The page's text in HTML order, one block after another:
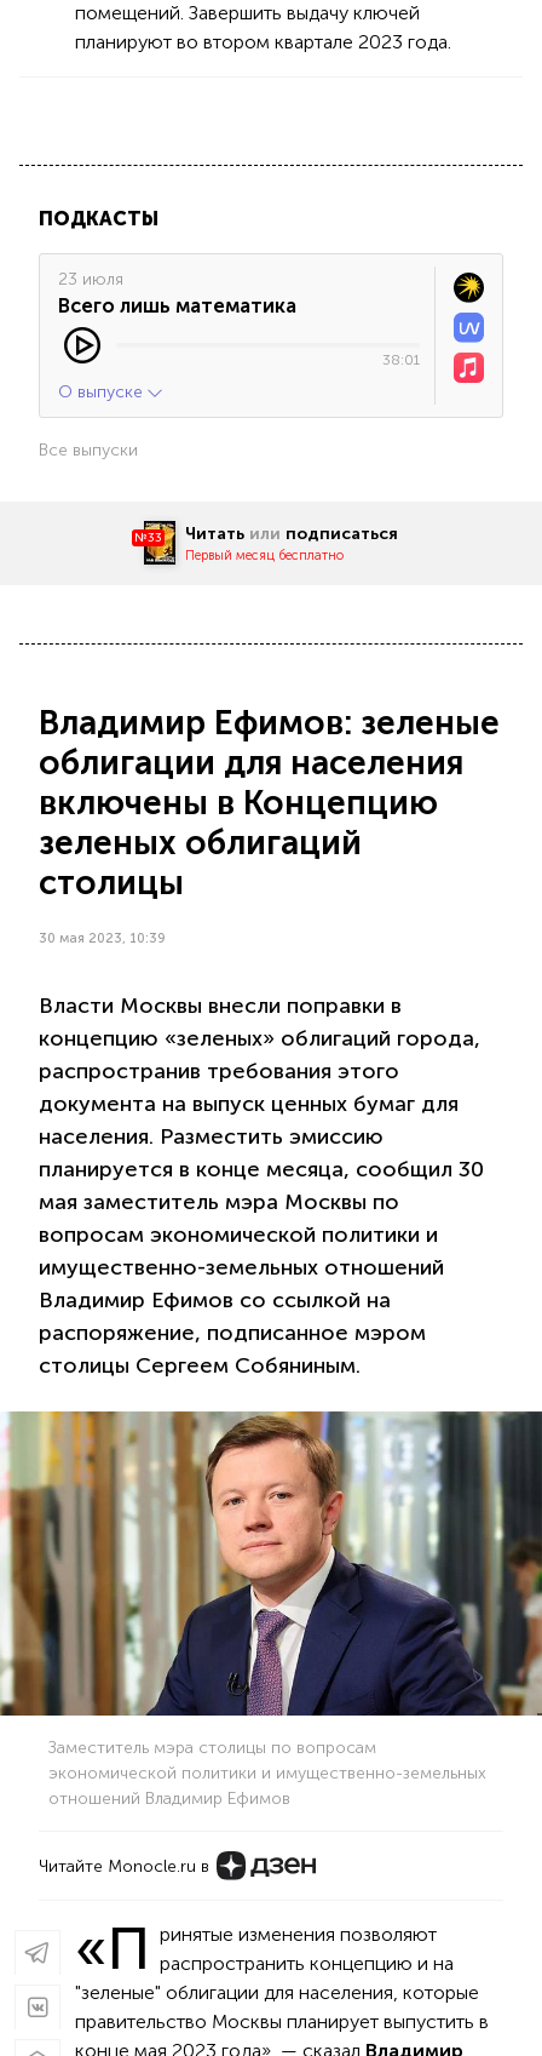
помещений. Завершить выдачу ключей
планируют во втором квартале 2023 года.
ПОДКАСТЫ
23 июля
Всего лишь математика
38:01
О выпуске
Все выпуски
№33 Читать или подписаться
Первый месяц бесплатно
Владимир Ефимов: зеленые
облигации для населения
включены в Концепцию
зеленых облигаций
столицы
30 мая 2023, 10:39
Власти Москвы внесли поправки в
концепцию «зеленых» облигаций города,
распространив требования этого
документа на выпуск ценных бумаг для
населения. Разместить эмиссию
планируется в конце месяца, сообщил 30
мая заместитель мэра Москвы по
вопросам экономической политики и
имущественно-земельных отношений
Владимир Ефимов со ссылкой на
распоряжение, подписанное мэром
столицы Сергеем Собяниным.
Заместитель мэра столицы по вопросам
экономической политики и имущественно-земельных
отношений Владимир Ефимов
Читайте Monocle.ru в
«П
ринятые изменения позволяют
распространить концепцию и на
"зеленые" облигации для населения, которые
правительство Москвы планирует выпустить в
конце мая 2023 года», — сказал Владимир